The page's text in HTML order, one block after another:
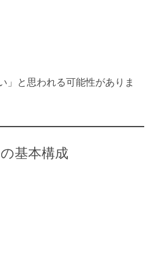
」と思われる可能性がありま
基本構成